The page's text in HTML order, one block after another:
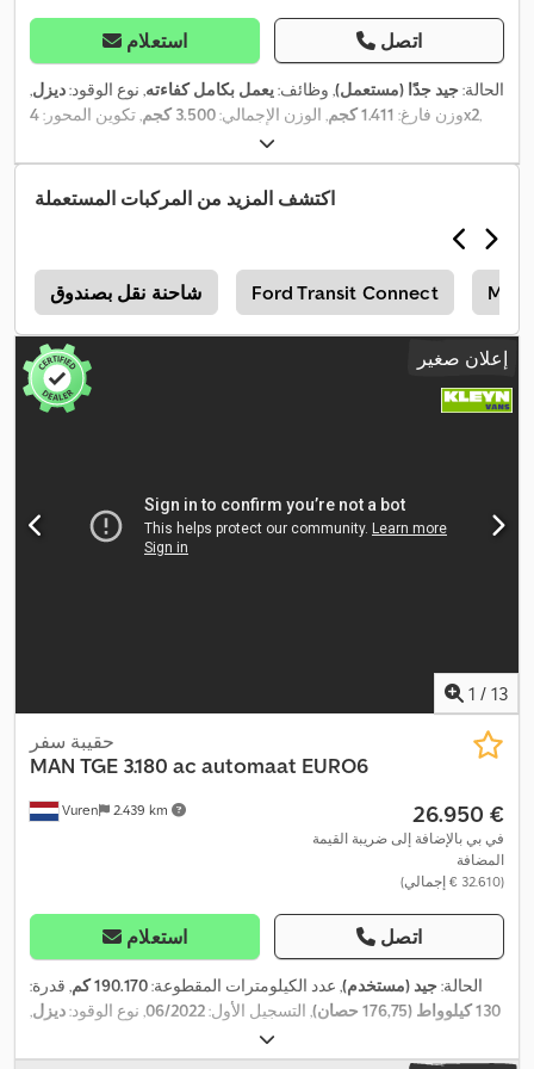
استعلام اتصل
الحالة:جيد جدًا (مستعمل), وظائف:يعمل بكامل كفاءته, نوع الوقود:ديزل,
وزن فارغ: 1.411 كجم , الوزن الإجمالي:3.500 كجم , تكوين المحور: 4x2,
5.986 مم
الصنع:2021 ,
اكتشف المزيد من المركبات المستعملة
شاحنة نقل بصندوق Ford Transit Connect
إعلان صغير
1 / 13
Vuren 2.439 km
حقيبة سفر
MAN TGE 3.180 ac automaat EURO6
‏26.950 €
في بي بالإضافة إلى ضريبة القيمة
المضافة
(‏32.610 € إجمالي)
استعلام اتصل
الحالة:جيد (مستخدم), عدد الكيلومترات المقطوعة:190.170 كم
, قدرة:
130 كيلوواط (176,75 حصان)
, التسجيل الأول:06/2022, نوع الوقود:ديزل,
, تكوين المحور:
وقود:ديزل, لون:أزرق, كابينة السائق:كابينة نهارية, نوع التروس:تلقائي,